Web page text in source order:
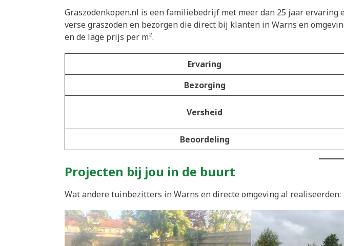
Graszodenkopen.nl is een familiebedrijf met meer dan 25 jaar
verse graszoden en bezorgen die direct bij klanten in Warns en
en de lage prijs per m².
Ervaring
Bezorging
Versheid
Beoordeling
Projecten bij jou in de buurt
Wat andere tuinbezitters in Warns en directe omgeving al realiseerden: